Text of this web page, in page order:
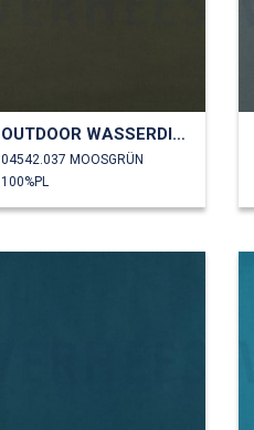
OUTDOOR WASSERDICHT
04542.037 MOOSGRÜN
100%PL